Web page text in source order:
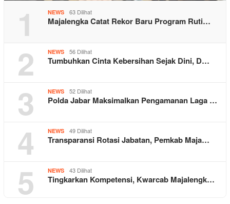
1 NEWS 63 Dilihat
Majalengka Catat Rekor Baru Program Ruti…
2 NEWS 56 Dilihat
Tumbuhkan Cinta Kebersihan Sejak Dini, D…
3 NEWS 52 Dilihat
Polda Jabar Maksimalkan Pengamanan Laga …
4 NEWS 49 Dilihat
Transparansi Rotasi Jabatan, Pemkab Maja…
5 NEWS 43 Dilihat
Tingkarkan Kompetensi, Kwarcab Majalengk…